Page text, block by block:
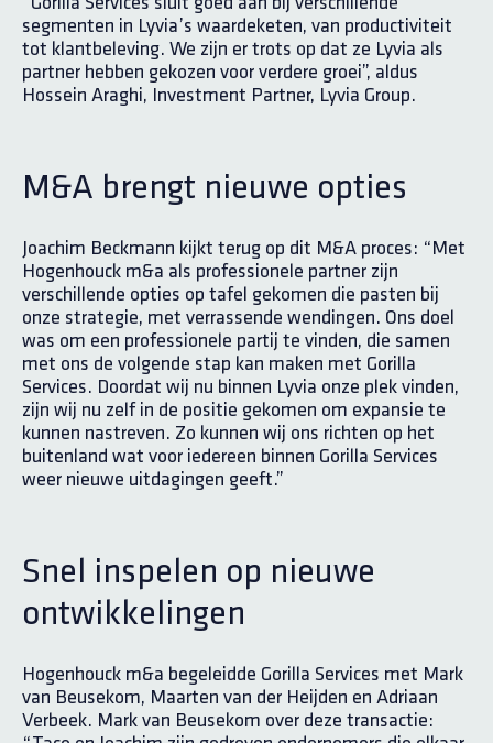
segmenten in Lyvia’s waardeketen, van productiviteit
tot klantbeleving. We zijn er trots op dat ze Lyvia als
partner hebben gekozen voor verdere groei”, aldus
Hossein Araghi, Investment Partner, Lyvia Group.
M&A brengt nieuwe opties
Joachim Beckmann kijkt terug op dit M&A proces: “Met
Hogenhouck m&a als professionele partner zijn
verschillende opties op tafel gekomen die pasten bij
onze strategie, met verrassende wendingen. Ons doel
was om een professionele partij te vinden, die samen
met ons de volgende stap kan maken met Gorilla
Services. Doordat wij nu binnen Lyvia onze plek vinden,
zijn wij nu zelf in de positie gekomen om expansie te
kunnen nastreven. Zo kunnen wij ons richten op het
buitenland wat voor iedereen binnen Gorilla Services
weer nieuwe uitdagingen geeft.”
Snel inspelen op nieuwe
ontwikkelingen
Hogenhouck m&a begeleidde Gorilla Services met Mark
van Beusekom, Maarten van der Heijden en Adriaan
Verbeek. Mark van Beusekom over deze transactie: